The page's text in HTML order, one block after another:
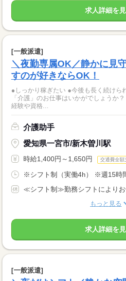
求人詳細を
[一般派遣]
＼夜勤専属OK／静かに見
すのが好きならOK！
●しっかり稼ぎたい ●今後も長く続けられる仕事
「介護」のお仕事はいかがでしょうか？ 介護といっても、最近では
経験や資格...
介護助手
愛知県一宮市/新木曽川駅
時給1,400円～1,650円 交通費全額
※シフト制（実働4h） ※週15時
≪シフト制≫勤務シフトによりお
もっと見る
求人詳細を
[一般派遣]